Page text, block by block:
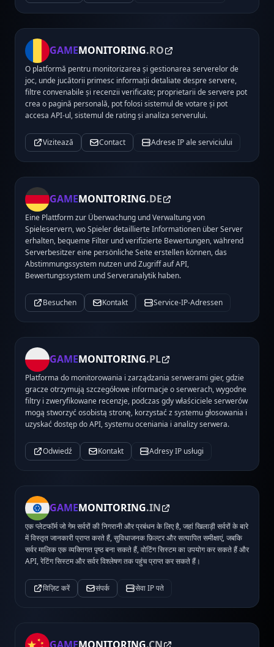
GAMEMONITORING.RO
O platformă pentru monitorizarea și gestionarea serverelor de
joc, unde jucătorii primesc informații detaliate despre servere,
filtre convenabile și recenzii verificate; proprietarii de servere pot
crea o pagină personală, pot folosi sistemul de votare și pot
accesa API-ul, sistemul de rating și analiza serverului.
Vizitează Contact Adrese IP ale serviciului
GAMEMONITORING.DE
Eine Plattform zur Überwachung und Verwaltung von
Spieleservern, wo Spieler detaillierte Informationen über Server
erhalten, bequeme Filter und verifizierte Bewertungen, während
Serverbesitzer eine persönliche Seite erstellen können, das
Abstimmungssystem nutzen und Zugriff auf API,
Bewertungssystem und Serveranalytik haben.
Besuchen Kontakt Service-IP-Adressen
GAMEMONITORING.PL
Platforma do monitorowania i zarządzania serwerami gier, gdzie
gracze otrzymują szczegółowe informacje o serwerach, wygodne
filtry i zweryfikowane recenzje, podczas gdy właściciele serwerów
mogą stworzyć osobistą stronę, korzystać z systemu głosowania i
uzyskać dostęp do API, systemu oceniania i analizy serwera.
Odwiedź Kontakt Adresy IP usługi
GAMEMONITORING.IN
एक प्लेटफॉर्म जो गेम सर्वरों की निगरानी और प्रबंधन के लिए है, जहां खिलाड़ी सर्वरों के बारे
में विस्तृत जानकारी प्राप्त करते हैं, सुविधाजनक फ़िल्टर और सत्यापित समीक्षाएं, जबकि
सर्वर मालिक एक व्यक्तिगत पृष्ठ बना सकते हैं, वोटिंग सिस्टम का उपयोग कर सकते हैं और
API, रेटिंग सिस्टम और सर्वर विश्लेषण तक पहुंच प्राप्त कर सकते हैं।
विज़िट करें संपर्क सेवा IP पते